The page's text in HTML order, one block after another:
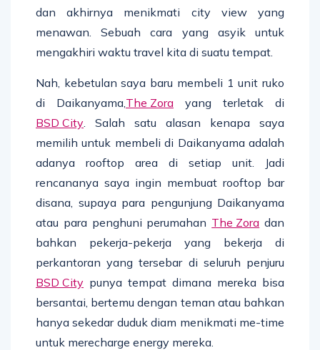
dan akhirnya menikmati city view yang
menawan. Sebuah cara yang asyik untuk
mengakhiri waktu travel kita di suatu tempat.
Nah, kebetulan saya baru membeli 1 unit ruko
di Daikanyama, The Zora yang terletak di
BSD City . Salah satu alasan kenapa saya
memilih untuk membeli di Daikanyama adalah
adanya rooftop area di setiap unit. Jadi
rencananya saya ingin membuat rooftop bar
disana, supaya para pengunjung Daikanyama
atau para penghuni perumahan The Zora dan
bahkan pekerja-pekerja yang bekerja di
perkantoran yang tersebar di seluruh penjuru
BSD City punya tempat dimana mereka bisa
bersantai, bertemu dengan teman atau bahkan
hanya sekedar duduk diam menikmati me-time
untuk merecharge energy mereka.